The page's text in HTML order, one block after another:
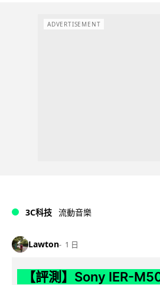
ADVERTISEMENT
3C科技 流動音樂
Lawton 1 日
【評測】Sony IER-